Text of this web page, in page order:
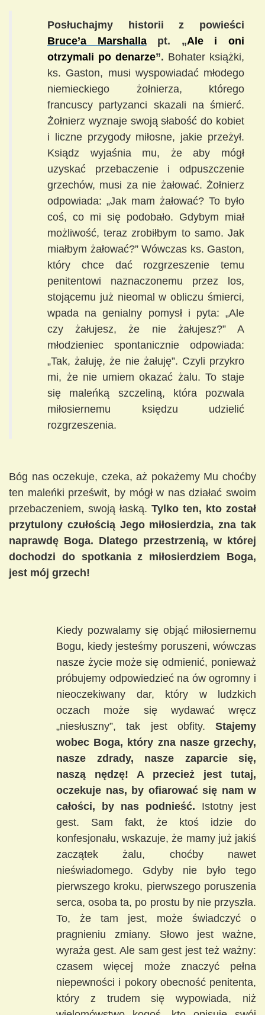
Posłuchajmy historii z powieści
Bruce’a Marshallapt. „Ale i oni
otrzymali po denarze”. Bohater książki,
ks. Gaston, musi wyspowiadać młodego
niemieckiego żołnierza, którego
francuscy partyzanci skazali na śmierć.
Żołnierz wyznaje swoją słabość do kobiet
i liczne przygody miłosne, jakie przeżył.
Ksiądz wyjaśnia mu, że aby mógł
uzyskać przebaczenie i odpuszczenie
grzechów, musi za nie żałować. Żołnierz
odpowiada: „Jak mam żałować? To było
coś, co mi się podobało. Gdybym miał
możliwość, teraz zrobiłbym to samo. Jak
miałbym żałować?” Wówczas ks. Gaston,
który chce dać rozgrzeszenie temu
penitentowi naznaczonemu przez los,
stojącemu już nieomal w obliczu śmierci,
wpada na genialny pomysł i pyta: „Ale
czy żałujesz, że nie żałujesz?” A
młodzieniec spontanicznie odpowiada:
„Tak, żałuję, że nie żałuję”. Czyli przykro
mi, że nie umiem okazać żalu. To staje
się maleńką szczeliną, która pozwala
miłosiernemu księdzu udzielić
rozgrzeszenia.
Bóg nas oczekuje, czeka, aż pokażemy Mu choćby
ten maleńki prześwit, by mógł w nas działać swoim
przebaczeniem, swoją łaską. Tylko ten, kto został
przytulony czułością Jego miłosierdzia, zna tak
naprawdę Boga. Dlatego przestrzenią, w której
dochodzi do spotkania z miłosierdziem Boga,
jest mój grzech!
Kiedy pozwalamy się objąć miłosiernemu
Bogu, kiedy jesteśmy poruszeni, wówczas
nasze życie może się odmienić, ponieważ
próbujemy odpowiedzieć na ów ogromny i
nieoczekiwany dar, który w ludzkich
oczach może się wydawać wręcz
„niesłuszny”, tak jest obfity. Stajemy
wobec Boga, który zna nasze grzechy,
nasze zdrady, nasze zaparcie się,
naszą nędzę! A przecież jest tutaj,
oczekuje nas, by ofiarować się nam w
całości, by nas podnieść. Istotny jest
gest. Sam fakt, że ktoś idzie do
konfesjonału, wskazuje, że mamy już jakiś
zaczątek żalu, choćby nawet
nieświadomego. Gdyby nie było tego
pierwszego kroku, pierwszego poruszenia
serca, osoba ta, po prostu by nie przyszła.
To, że tam jest, może świadczyć o
pragnieniu zmiany. Słowo jest ważne,
wyraża gest. Ale sam gest jest też ważny:
czasem więcej może znaczyć pełna
niepewności i pokory obecność penitenta,
który z trudem się wypowiada, niż